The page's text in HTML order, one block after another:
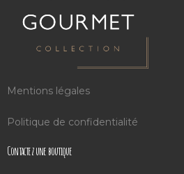
Mentions légales
Politique de confidentialité
Contactez une boutique